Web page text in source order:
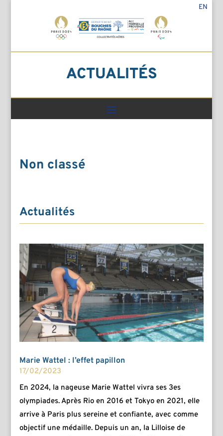
EN
ACTUALITÉS
Non classé
Actualités
Marie Wattel : l’effet papillon
17/02/2023
En 2024, la nageuse Marie Wattel vivra ses 3es
olympiades. Après Rio en 2016 et Tokyo en 2021, elle
arrive à Paris plus sereine et confiante, avec comme
objectif une médaille. Depuis un an, la Lilloise de